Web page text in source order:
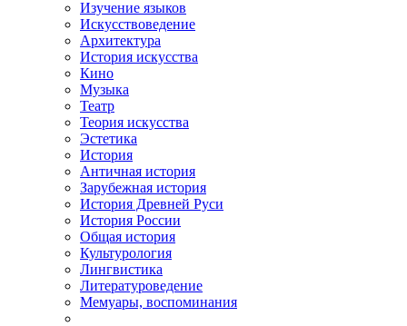
Изучение языков
Искусствоведение
Архитектура
История искусства
Кино
Музыка
Театр
Теория искусства
Эстетика
История
Античная история
Зарубежная история
История Древней Руси
История России
Общая история
Культурология
Лингвистика
Литературоведение
Мемуары, воспоминания